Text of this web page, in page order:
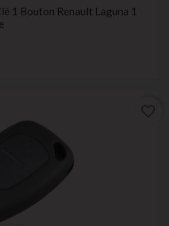
1 Bouton Renault Laguna 1